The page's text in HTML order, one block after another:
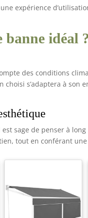
expérience
banne idéal
des conditions
choisi s’adaptera à
sage de penser à
tout en conférant